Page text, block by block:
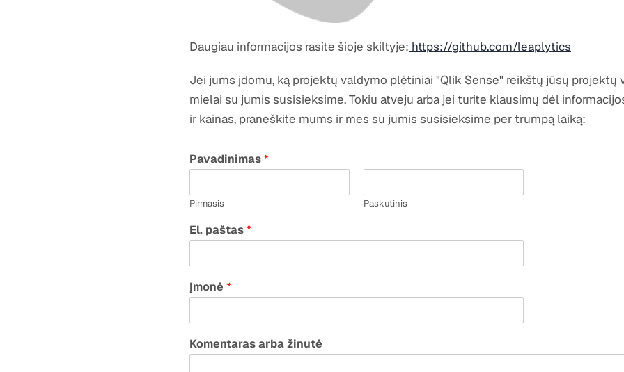
Daugiau informacijos rasite šioje skiltyje: https://github.com/leaplytics
Jei jums įdomu, ką projektų valdymo plėtiniai "Qlik Sense" reikštų jūsų projektų
mielai su jumis susisieksime. Tokiu atveju arba jei turite klausimų dėl
ir kainas, praneškite mums ir mes su jumis susisieksime per trumpą laiką:
Pavadinimas*
Pirmasis Paskutinis
El. paštas*
Įmonė *
Komentaras arba žinutė